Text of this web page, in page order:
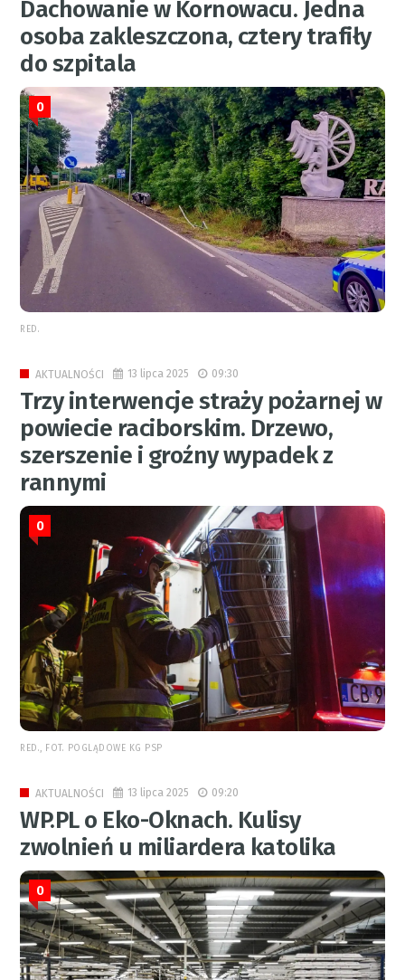
Dachowanie w Kornowacu. Jedna
osoba zakleszczona, cztery trafiły
do szpitala
0
RED.
AKTUALNOŚCI 13 lipca 2025 09:30
Trzy interwencje straży pożarnej w
powiecie raciborskim. Drzewo,
szerszenie i groźny wypadek z
rannymi
0
RED., FOT. POGLĄDOWE KG PSP
AKTUALNOŚCI 13 lipca 2025 09:20
WP.PL o Eko-Oknach. Kulisy
zwolnień u miliardera katolika
0